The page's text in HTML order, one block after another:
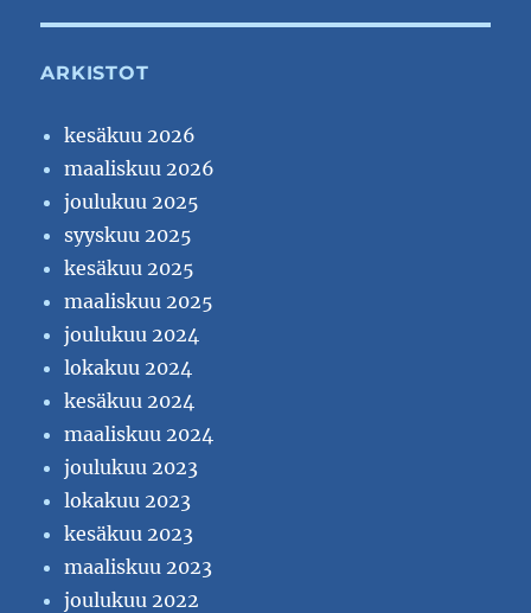
ARKISTOT
kesäkuu 2026
maaliskuu 2026
joulukuu 2025
syyskuu 2025
kesäkuu 2025
maaliskuu 2025
joulukuu 2024
lokakuu 2024
kesäkuu 2024
maaliskuu 2024
joulukuu 2023
lokakuu 2023
kesäkuu 2023
maaliskuu 2023
joulukuu 2022